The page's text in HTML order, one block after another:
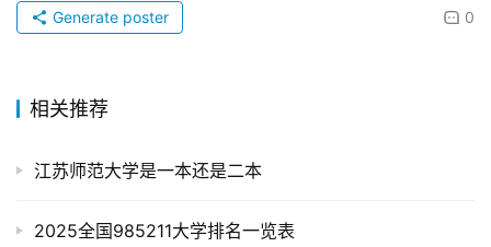
0
Generate poster
相关推荐
江苏师范大学是一本还是二本
2025全国985211大学排名一览表